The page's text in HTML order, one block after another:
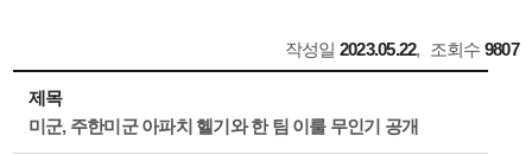
작성일 2023.05.22, 조회수 9807
제목
미군, 주한미군 아파치 헬기와 한 팀 이룰 무인기 공개